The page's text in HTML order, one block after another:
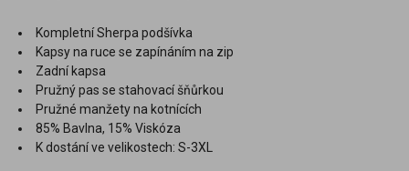
Kompletní Sherpa podšívka
Kapsy na ruce se zapínáním na zip
Zadní kapsa
Pružný pas se stahovací šňůrkou
Pružné manžety na kotnících
85% Bavlna, 15% Viskóza
K dostání ve velikostech: S-3XL